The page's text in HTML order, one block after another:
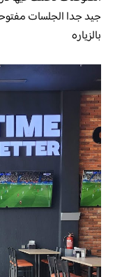
جيد جدا الجلسات
بالزياره